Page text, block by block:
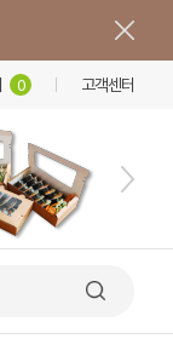
0 고객센터